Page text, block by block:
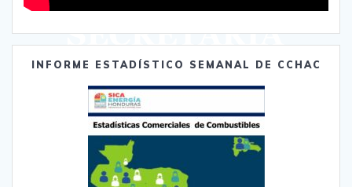
INFORME ESTADÍSTICO SEMANAL DE CCHAC